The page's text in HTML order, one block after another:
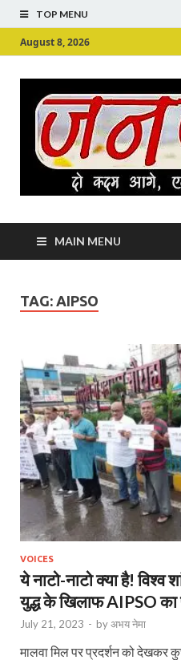
TOP MENU
August 8, 2026
MAIN MENU
TAG: AIPSO
VOICES
ये नाटो-नाटो क्या है!
युद्ध के खिलाफ AIPSO का
July 21, 2023 - byअभय नेमा
मालवा मिल पर प्रदर्शन को देखकर